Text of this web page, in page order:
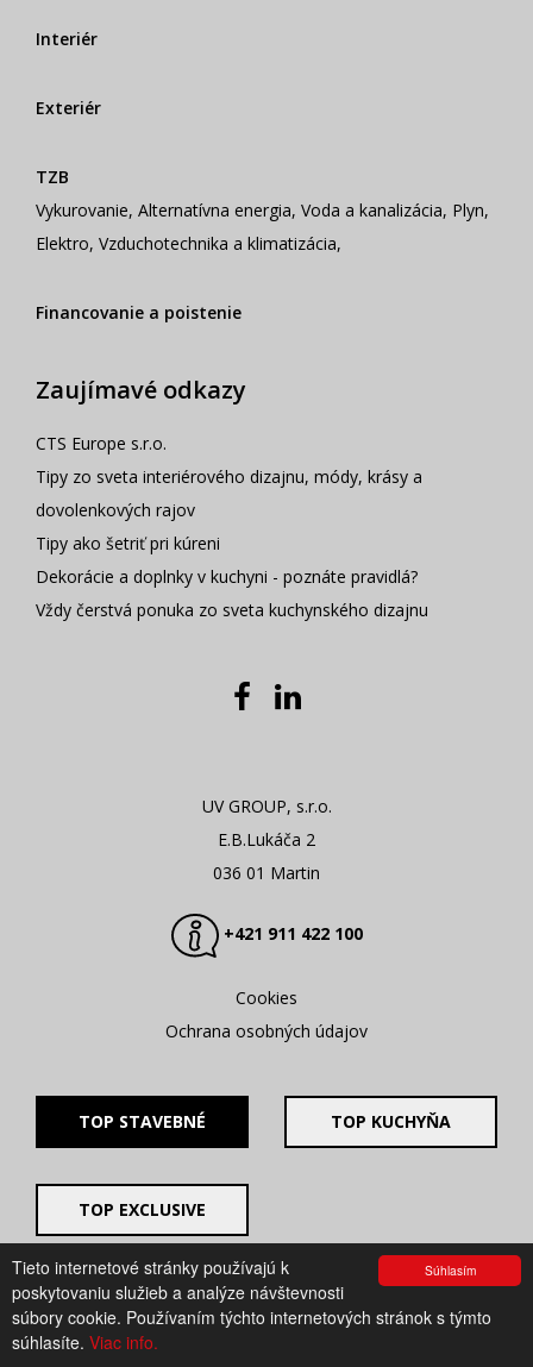
Súhlasím
Tieto internetové stránky používajú k
poskytovaniu služieb a analýze návštevnosti
súbory cookie. Používaním týchto internetových stránok s týmto
súhlasíte. Viac info.
Interiér
Exteriér
TZB
Vykurovanie, Alternatívna energia, Voda a kanalizácia, Plyn,
Elektro, Vzduchotechnika a klimatizácia,
Financovanie a poistenie
Zaujímavé odkazy
CTS Europe s.r.o.
Tipy zo sveta interiérového dizajnu, módy, krásy a
dovolenkových rajov
Tipy ako šetriť pri kúreni
Dekorácie a doplnky v kuchyni - poznáte pravidlá?
Vždy čerstvá ponuka zo sveta kuchynského dizajnu
UV GROUP, s.r.o.
E.B.Lukáča 2
036 01 Martin
+421 911 422 100
Cookies
Ochrana osobných údajov
TOP STAVEBNÉ TOP KUCHYŇA
TOP EXCLUSIVE
© 2008 - 2026. UV GROUP s.r.o. |
Created by CTS Europe
s.r.o.